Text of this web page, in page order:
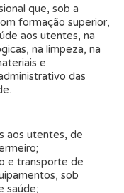
que, sob a
formação superior,
aos utentes, na
na limpeza, na
e
das
aos utentes, de
e transporte de
sob
saúde;